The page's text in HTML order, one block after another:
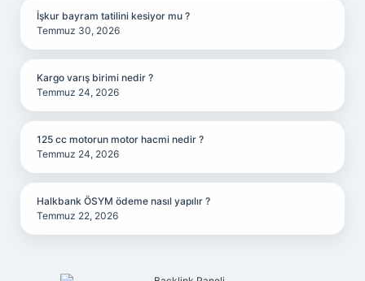
İşkur bayram tatilini kesiyor mu ?
Temmuz 30, 2026
Kargo varış birimi nedir ?
Temmuz 24, 2026
125 cc motorun motor hacmi nedir ?
Temmuz 24, 2026
Halkbank ÖSYM ödeme nasıl yapılır ?
Temmuz 22, 2026